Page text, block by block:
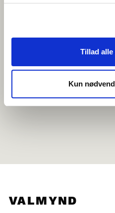
Tillad
Kun
VALMYND
norden.gl